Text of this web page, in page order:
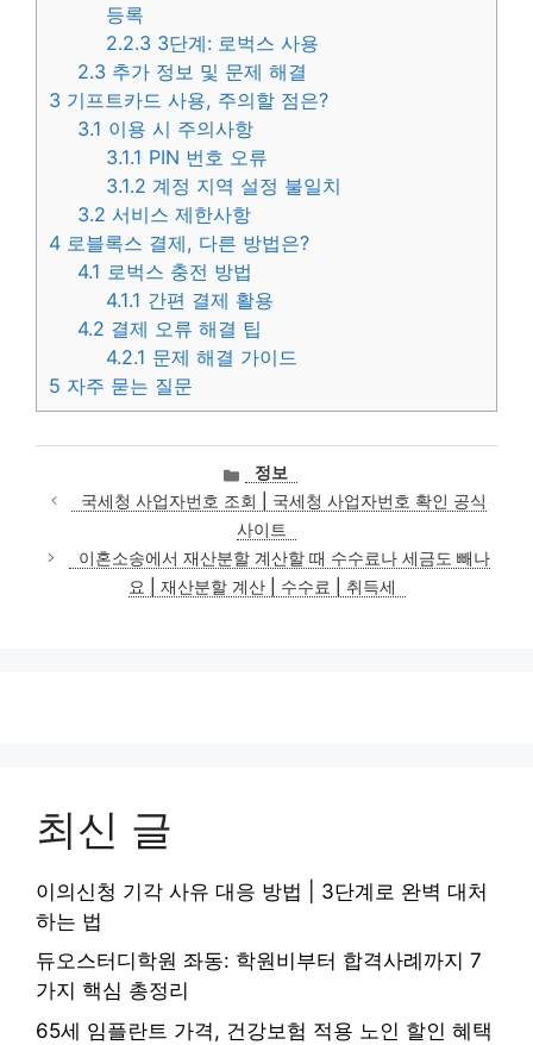
등록
2.2.3 3단계: 로벅스 사용
2.3 추가 정보 및 문제 해결
3 기프트카드 사용, 주의할 점은?
3.1 이용 시 주의사항
3.1.1 PIN 번호 오류
3.1.2 계정 지역 설정 불일치
3.2 서비스 제한사항
4 로블록스 결제, 다른 방법은?
4.1 로벅스 충전 방법
4.1.1 간편 결제 활용
4.2 결제 오류 해결 팁
4.2.1 문제 해결 가이드
5 자주 묻는 질문
카
테
고
리
정보
국세청 사업자번호 조회 | 국세청 사업자번호 확인 공식
사이트
이혼소송에서 재산분할 계산할 때 수수료나 세금도 빼나
요 | 재산분할 계산 | 수수료 | 취득세
최신 글
이의신청 기각 사유 대응 방법 | 3단계로 완벽 대처
하는 법
듀오스터디학원 좌동: 학원비부터 합격사례까지 7
가지 핵심 총정리
65세 임플란트 가격, 건강보험 적용 노인 할인 혜택